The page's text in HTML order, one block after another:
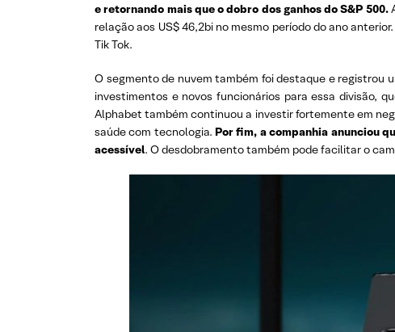
e retornando mais que o dobro dos ganhos do S&P 500.
relação aos US$ 46,2bi no mesmo período do ano
Tik Tok.
O segmento de nuvem também foi destaque e registrou
investimentos e novos funcionários para essa divisão,
Alphabet também continuou a investir fortemente em
saúde com tecnologia. Por fim, a companhia anunciou
acessível. O desdobramento também pode facilitar o